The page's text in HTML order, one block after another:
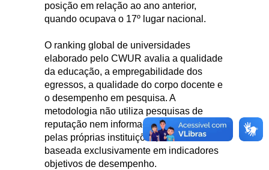
posição em relação ao ano anterior,
quando ocupava o 17º lugar nacional.
O ranking global de universidades
elaborado pelo CWUR avalia a qualidade
da educação, a empregabilidade dos
egressos, a qualidade do corpo docente e
o desempenho em pesquisa. A
metodologia não utiliza pesquisas de
reputação nem informações fornecidas
pelas próprias instituições, sendo
baseada exclusivamente em indicadores
objetivos de desempenho.